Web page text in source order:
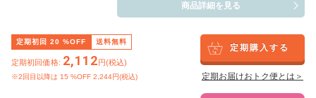
商品詳細を見る
定期初回 20 %OFF 送料無料
定期初回価格: 2,112円(税込)
※2回目以降は 15 %OFF 2,244円(税込)
定期購入する
定期お届けおトク便とは＞